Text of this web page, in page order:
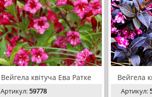
Вейгела квітуча Ева Ратке
Артикул:59778
Вейгела
Артикул: